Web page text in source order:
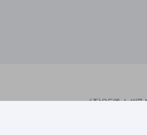
(주)오드엠 ㅣ 대